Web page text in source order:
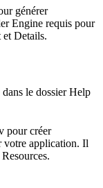
générer
Engine requis pour
et Details.
le dossier Help
pour créer
votre application. Il